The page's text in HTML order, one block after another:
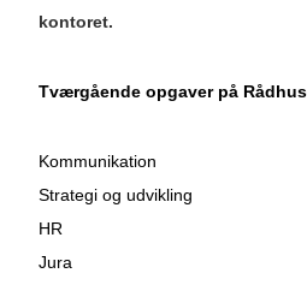
kontoret.
Tværgående opgaver på
Kommunikation
Strategi og udvikling
HR
Jura